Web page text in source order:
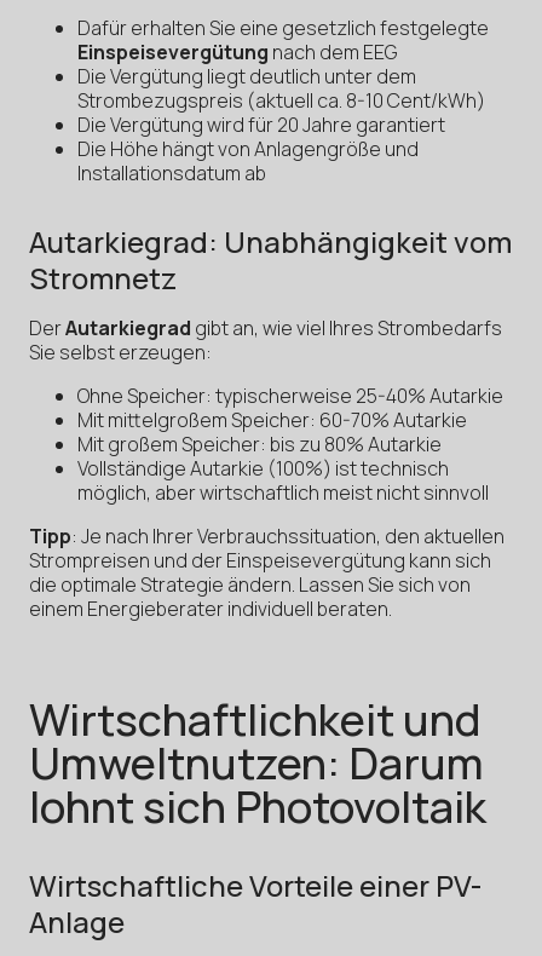
Dafür erhalten Sie eine gesetzlich festgelegte
Einspeisevergütung nach dem EEG
Die Vergütung liegt deutlich unter dem
Strombezugspreis (aktuell ca. 8-10 Cent/kWh)
Die Vergütung wird für 20 Jahre garantiert
Die Höhe hängt von Anlagengröße und
Installationsdatum ab
Autarkiegrad: Unabhängigkeit vom
Stromnetz
DerAutarkiegrad gibt an, wie viel Ihres Strombedarfs
Sie selbst erzeugen:
Ohne Speicher: typischerweise 25-40% Autarkie
Mit mittelgroßem Speicher: 60-70% Autarkie
Mit großem Speicher: bis zu 80% Autarkie
Vollständige Autarkie (100%) ist technisch
möglich, aber wirtschaftlich meist nicht sinnvoll
Tipp: Je nach Ihrer Verbrauchssituation, den aktuellen
Strompreisen und der Einspeisevergütung kann sich
die optimale Strategie ändern. Lassen Sie sich von
einem Energieberater individuell beraten.
Wirtschaftlichkeit und
Umweltnutzen: Darum
lohnt sich Photovoltaik
Wirtschaftliche Vorteile einer PV-
Anlage